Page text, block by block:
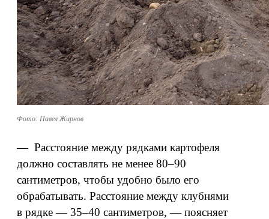
Фото: Павел Жирнов
— Расстояние между рядками картофеля
должно составлять не менее 80–90
сантиметров, чтобы удобно было его
обрабатывать. Расстояние между клубнями
в рядке — 35–40 сантиметров, — поясняет